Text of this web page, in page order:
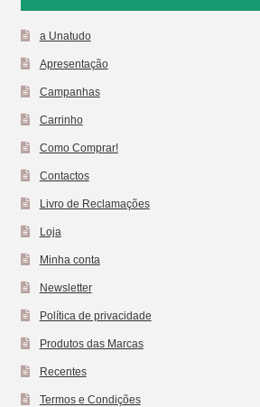
a Unatudo
Apresentação
Campanhas
Carrinho
Como Comprar!
Contactos
Livro de Reclamações
Loja
Minha conta
Newsletter
Política de privacidade
Produtos das Marcas
Recentes
Termos e Condições